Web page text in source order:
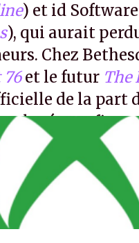
) et id
), qui aurait
Chez
et le futur The
de la part